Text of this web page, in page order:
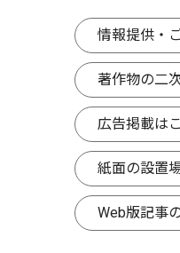
情報提供・
著作物の二
広告掲載は
紙面の設置
Web版記事